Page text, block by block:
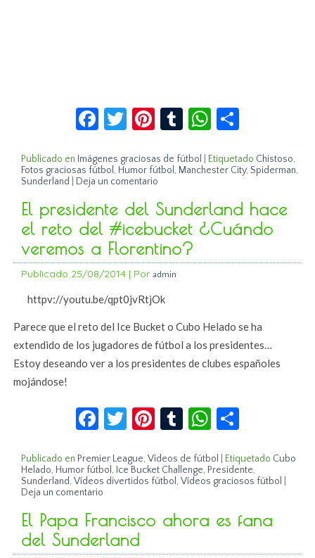
Facebook
Twitter
Pinterest
TumblrWhatsApp
Publicado en Imágenes graciosas de fútbol Etiquetado Chistoso,
Fotos graciosas fútbol, Humor fútbol, Manchester City, Spiderman,
Sunderland
Deja un comentario
El presidente del Sunderland hace
el reto del #icebucket ¿Cuándo
veremos a Florentino?
Publicado 25/08/2014 | Por admin
httpv://youtu.be/qpt0jvRtjOk
Parece que el reto del Ice Bucket o Cubo Helado se ha
extendido de los jugadores de fútbol a los presidentes…
Estoy deseando ver a los presidentes de clubes españoles
mojándose!
Facebook
Twitter
Pinterest
TumblrWhatsApp
Publicado en Premier League,Vídeos de fútbol Etiquetado Cubo
Helado, Humor fútbol, Ice Bucket Challenge, Presidente,
Sunderland,Vídeos divertidos fútbol,Vídeos graciosos fútbol
Deja un comentario
El Papa Francisco ahora es fana
del Sunderland